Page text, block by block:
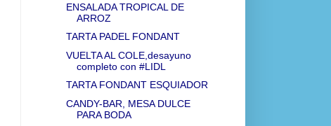
ENSALADA TROPICAL DE
ARROZ
TARTA PADEL FONDANT
VUELTA AL COLE,desayuno
completo con #LIDL
TARTA FONDANT ESQUIADOR
CANDY-BAR, MESA DULCE
PARA BODA